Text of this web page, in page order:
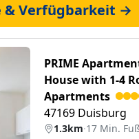
& Verfügbarkeit →
PRIME
House with 1-4
Apartments
47169 Duisburg
1.3km·17 Min.